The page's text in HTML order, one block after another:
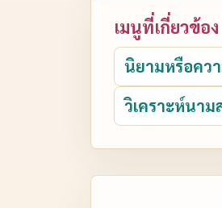
เมนูที่เกี่ยวข้อง
นิยามหรือคว
วิเคราะห์นาม